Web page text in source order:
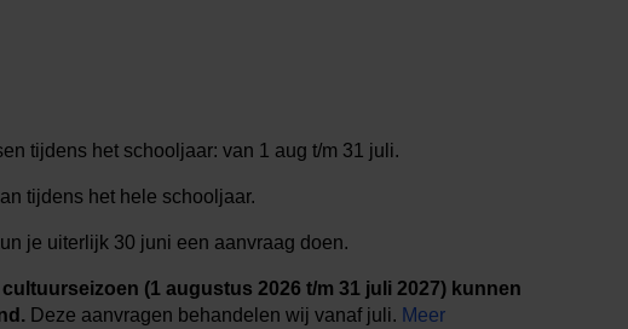
tijdens het schooljaar: van 1 aug t/m 31 juli.
tijdens het hele schooljaar.
je uiterlijk 30 juni een aanvraag doen.
cultuurseizoen (1 augustus 2026 t/m 31 juli 2027) kunnen
Deze aanvragen behandelen wij vanaf juli. Meer